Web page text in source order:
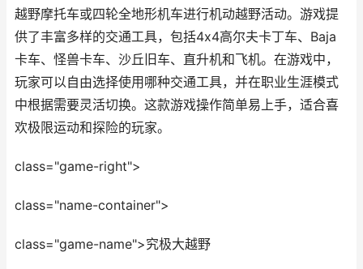
越野摩托车或四轮全地形机车进行机动越野活动。游戏提
供了丰富多样的交通工具，包括4x4高尔夫卡丁车、Baja
卡车、怪兽卡车、沙丘旧车、直升机和飞机。在游戏中，
玩家可以自由选择使用哪种交通工具，并在职业生涯模式
中根据需要灵活切换。这款游戏操作简单易上手，适合喜
欢极限运动和探险的玩家。
class="game-right">
class="name-container">
class="game-name">究极大越野